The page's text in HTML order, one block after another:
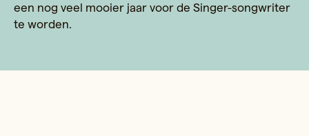
een nog veel mooier jaar voor de Singer-songwriter
te worden.